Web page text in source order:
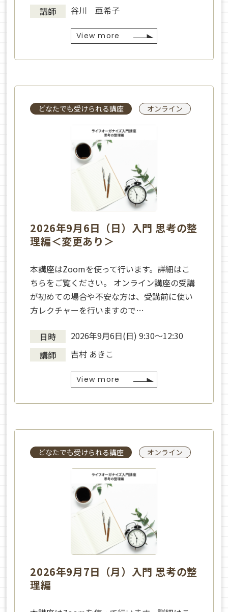
講師
谷川 亜希子
View more
どなたでも受けられる講座 オンライン
2026年9月6日（日）入門 思考の整
理編＜変更あり＞
本講座はZoomを使って行います。詳細はこ
ちらをご覧ください。 オンライン講座の受講
が初めての場合や不安な方は、受講前に使い
方レクチャーを行いますので…
日時
2026年9月6日(日) 9:30～12:30
講師
吉村 あきこ
View more
どなたでも受けられる講座 オンライン
2026年9月7日（月）入門 思考の整
理編